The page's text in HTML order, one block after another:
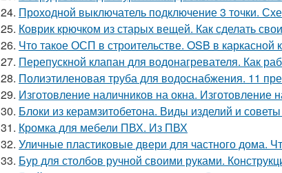
24. Проходной выключатель подключение 3 точки.
25. Коврик крючком из старых вещей. Как сделать
26. Что такое ОСП в строительстве. OSB в каркасной
27. Перепускной клапан для водонагревателя. Как
28. Полиэтиленовая труба для водоснабжения. 11
29. Изготовление наличников на окна. Изготовление
30. Блоки из керамзитобетона. Виды изделий и
31. Кромка для мебели ПВХ. Из ПВХ
32. Уличные пластиковые двери для частного дома.
33. Бур для столбов ручной своими руками.